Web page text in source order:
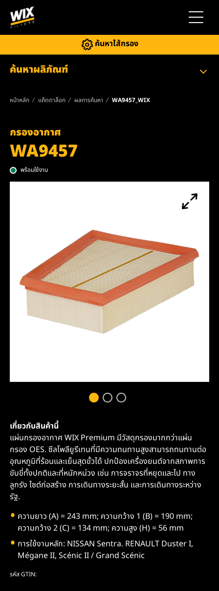
สลับการ
ค้นหาไส้กรอง
ค้นหาผลิภัณฑ์
หน้าหลัก แค็ตตาล็อก ผลการค้นหา WA9457_WIX
กรองอากาศ
WA9457
พร้อมใช้งาน
เกี่ยวกับสินค้านี้
แผ่นกรองอากาศ WIX Premium มีวัสดุกรองมากกว่าแผ่น
กรอง OES. ซีลโพลียูรีเทนที่มีความทนทานสูงสามารถทนทานต่อ
อุณหภูมิที่ร้อนและเย็นสุดขั้วได้ ปกป้องเครื่องยนต์จากสภาพการ
ขับขี่ทั้งปกติและที่หนักหน่วง เช่น การจราจรที่หยุดและไป ทาง
ลูกรัง ไซต์ก่อสร้าง การเดินทางระยะสั้น และการเดินทางระหว่าง
รัฐ.
ความยาว (A) = 243 mm; ความกว้าง 1 (B) = 190 mm;
ความกว้าง 2 (C) = 134 mm; ความสูง (H) = 56 mm
การใช้งานหลัก: NISSAN Sentra. RENAULT Duster I,
Mégane II, Scénic II / Grand Scénic
รหัส GTIN: